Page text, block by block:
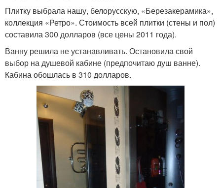
Плитку выбрала нашу, белорусскую, «Березакерамика»,
коллекция «Ретро». Стоимость всей плитки (стены и пол)
составила 300 долларов (все цены 2011 года).
Ванну решила не устанавливать. Остановила свой
выбор на душевой кабине (предпочитаю душ ванне).
Кабина обошлась в 310 долларов.